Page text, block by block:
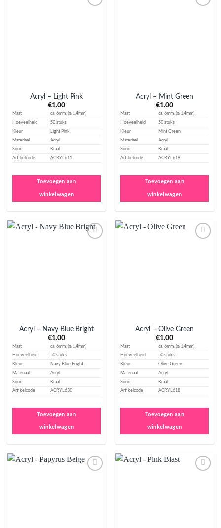
Acryl – Light Pink
€1.00
Maat
ca. 6mm, (ᴓ 1,4mm)
Hoeveelheid
50 stuks
Kleur
Light Pink
Materiaal
Acryl
Soort
Kraal
Artikelcode
ACRYL611
Toevoegen aan
winkelwagen
Acryl – Mint Green
€1.00
Maat
ca. 6mm, (ᴓ 1,4mm)
Hoeveelheid
50 stuks
Kleur
Mint Green
Materiaal
Acryl
Soort
Kraal
Artikelcode
ACRYL619
Toevoegen aan
winkelwagen
Acryl – Navy Blue Bright
€1.00
Maat
ca. 6mm, (ᴓ 1,4mm)
Hoeveelheid
50 stuks
Kleur
Navy Blue Bright
Materiaal
Acryl
Soort
Kraal
Artikelcode
ACRYL630
Toevoegen aan
winkelwagen
Acryl – Olive Green
€1.00
Maat
ca. 6mm, (ᴓ 1,4mm)
Hoeveelheid
50 stuks
Kleur
Olive Green
Materiaal
Acryl
Soort
Kraal
Artikelcode
ACRYL618
Toevoegen aan
winkelwagen